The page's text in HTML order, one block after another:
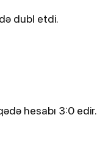
dubl etdi.
hesabı 3:0 edir.